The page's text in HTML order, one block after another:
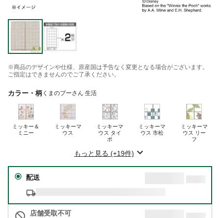
※商品のデザインや仕様、原産国は予告なく変更となる場合がございます。
ご指定はできませんのでご了承ください。
カラー・柄 くまのプーさん 生活
ミッキー＆
ミニー
ミッキーマ
ウス
ミッキーマ
ウス タイ
ポ
ミッキーマ
ウス 市松
ミッキーマ
ウス リー
フ
もっと見る (+19件)
配送
店舗受取不可